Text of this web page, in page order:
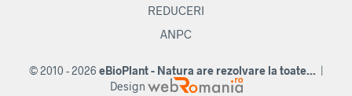
REDUCERI
ANPC
© 2010 - 2026 eBioPlant - Natura are rezolvare la toate... |
Design